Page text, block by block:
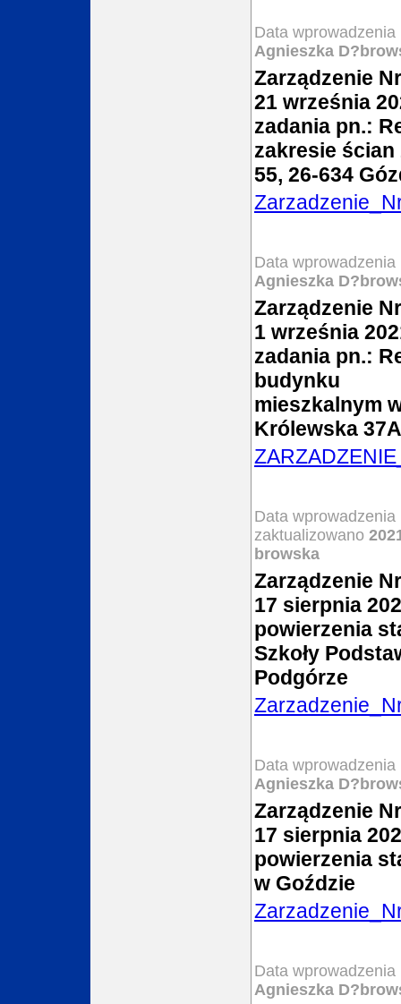
Data
Agnieszka
Zarządzenie
21 września
zadania pn.:
zakresie
55, 26-634
Data
Agnieszka
Zarządzenie
1 września
zadania pn.:
budynku
mieszkalnym
Królewska
Data
zaktualizowano
browska
Zarządzenie
17 sierpnia
powierzenia
Szkoły
Podgórze
Data
Agnieszka
Zarządzenie
17 sierpnia
powierzenia
w Goździe
Data
Agnieszka